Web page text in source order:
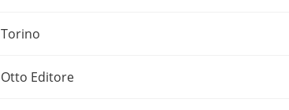
Torino
Otto Editore